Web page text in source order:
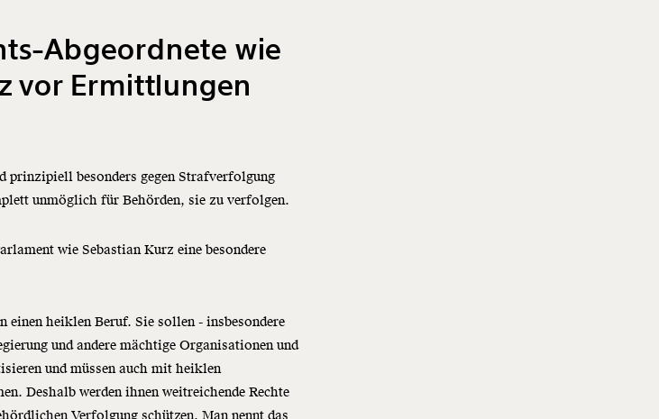
Abgeordnete wie
vor Ermittlungen
prinzipiell besonders gegen Strafverfolgung
unmöglich für Behörden, sie zu verfolgen.
wie Sebastian Kurz eine besondere
einen heiklen Beruf. Sie sollen - insbesondere
und andere mächtige Organisationen und
und müssen auch mit heiklen
Deshalb werden ihnen weitreichende Rechte